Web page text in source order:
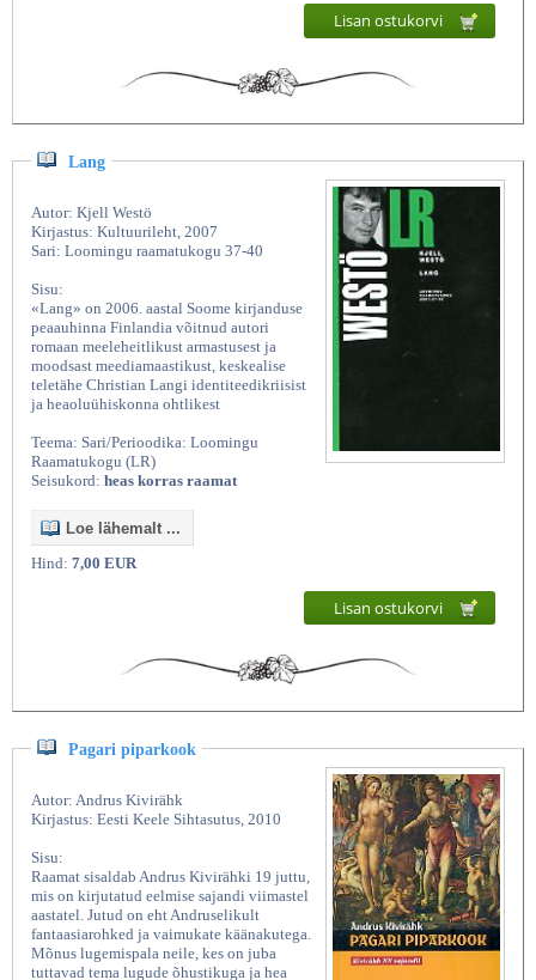
Lisan ostukorvi
Lang
Autor: Kjell Westö
Kirjastus: Kultuurileht, 2007
Sari: Loomingu raamatukogu 37-40
Sisu:
«Lang» on 2006. aastal Soome kirjanduse
peaauhinna Finlandia võitnud autori
romaan meeleheitlikust armastusest ja
moodsast meediamaastikust, keskealise
teletähe Christian Langi identiteedikriisist
ja heaoluühiskonna ohtlikest
Teema: Sari/Perioodika: Loomingu
Raamatukogu (LR)
Seisukord: heas korras raamat
Loe lähemalt ...
Hind: 7,00 EUR
Lisan ostukorvi
Pagari piparkook
Autor: Andrus Kivirähk
Kirjastus: Eesti Keele Sihtasutus, 2010
Sisu:
Raamat sisaldab Andrus Kivirähki 19 juttu,
mis on kirjutatud eelmise sajandi viimastel
aastatel. Jutud on eht Andruselikult
fantaasiarohked ja vaimukate käänakutega.
Mõnus lugemispala neile, kes on juba
tuttavad tema lugude õhustikuga ja hea